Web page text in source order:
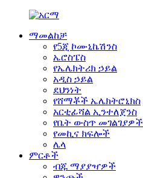
ማመልከቻ
የ5ጂ ኮሙኒኬሽንስ
ኤሮስፔስ
የኤሌክትሪክ ኃይል
አዲስ ኃይል
ደህንነት
የሸማቾች ኤሌክትሮኒክስ
አርቲፊሻል ኢንተለጀንስ
የቤት ውስጥ መገልገያዎች
የመኪና ክፍሎች
ሌላ
ምርቶች
ብጁ ማያያዣዎች